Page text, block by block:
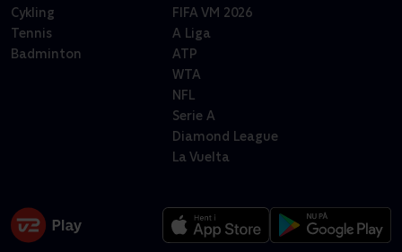
Cykling
Tennis
Badminton
FIFA VM 2026
A Liga
ATP
WTA
NFL
Serie A
Diamond League
La Vuelta